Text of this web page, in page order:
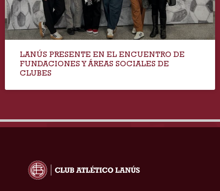
LANÚS PRESENTE EN EL ENCUENTRO DE
FUNDACIONES Y ÁREAS SOCIALES DE
CLUBES